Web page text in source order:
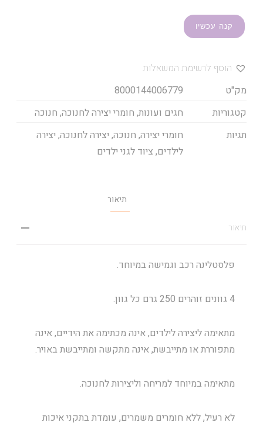
קנה עכשיו
הוסף לרשימת המשאלות
מק"ט
8000144006779
קטגוריות
חגים ועונות, חומרי יצירה לחנוכה, חנוכה
תגיות
חומרי יצירה, חנוכה, יצירה לחנוכה, יצירה
לילדים, ציוד לגני ילדים
תיאור
תיאור
פלסטלינה רכב וגמישה במיוחד.
4 גוונים זוהרים 250 גרם כל גוון.
מתאימה ליצירה לילדים, אינה מכתימה את הידיים, אינה
מתפוררת או מתייבשת, אינה מתקשה ומתייבשת באויר.
מתאימה במיוחד למריחה וליצירות לחנוכה.
לא רעיל, ללא חומרים משמרים, עומדת בתקני איכות